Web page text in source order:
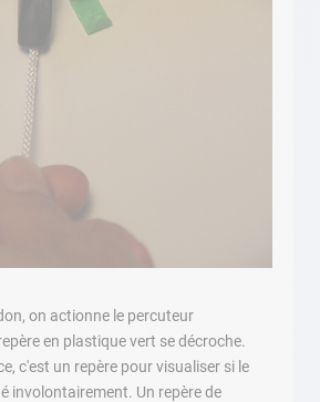
on actionne le percuteur
en plastique vert se décroche.
c'est un repère pour visualiser si le
involontairement. Un repère de